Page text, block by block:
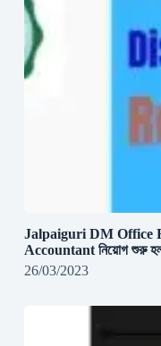
Jalpaiguri DM Office
Accountant নিয়োগ শুরু
26/03/2023